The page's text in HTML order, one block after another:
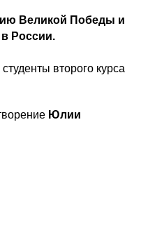
Великой Победы и
в России.
второго курса
Юлии